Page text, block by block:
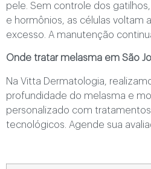
pele. Sem controle dos
e hormônios, as células voltam
excesso. A manutenção
Onde tratar melasma em São
Na Vitta Dermatologia,
profundidade do melasma e
personalizado com
tecnológicos. Agende sua